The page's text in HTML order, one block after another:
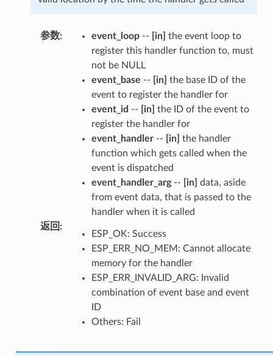
参数: event_loop-- [in] the event loop to
register this handler function to, must
not be NULL
event_base -- [in] the base ID of the
event to register the handler for
event_id -- [in] the ID of the event to
register the handler for
event_handler-- [in] the handler
function which gets called when the
event is dispatched
event_handler_arg-- [in] data, aside
from event data, that is passed to the
handler when it is called
返回 :
ESP_OK: Success
ESP_ERR_NO_MEM: Cannot allocate
memory for the handler
ESP_ERR_INVALID_ARG: Invalid
combination of event base and event
ID
Others: Fail